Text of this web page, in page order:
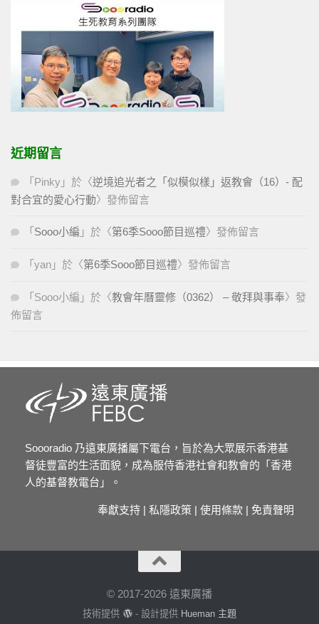
近期留言
「 Pinky 」於〈逆境追光者之「似模似樣」返教會（16）- 配
對合宜的愛心行動〉發佈留言
「 Sooo小編 」於〈第6季Sooo節目巡禮〉發佈留言
「 yan 」於〈第6季Sooo節目巡禮〉發佈留言
「 Sooo小編 」於〈教會年曆靈修（0362） – 敬拜與事奉〉發
佈留言
Soooradio 乃遠東廣播屬下電台，旨於為大眾展示香港基
督徒豐富的生活面貌，成為服侍香港社會和教會的「香港
人的基督教電台」。
奉獻支持 | 私隱政策 | 使用條款 | 免責聲明
© 2017-2026 遠東廣播
技術提供 - 設計提供 Hueman 主題